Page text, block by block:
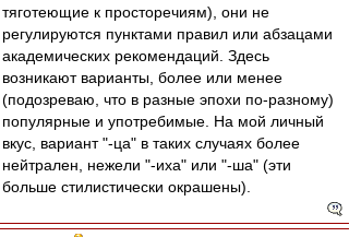
тяготеющие к просторечиям), они не
регулируются пунктами правил или абзацами
академических рекомендаций. Здесь
возникают варианты, более или менее
(подозреваю, что в разные эпохи по-разному)
популярные и употребимые. На мой личный
вкус, вариант "-ца" в таких случаях более
нейтрален, нежели "-иха" или "-ша" (эти
больше стилистически окрашены).